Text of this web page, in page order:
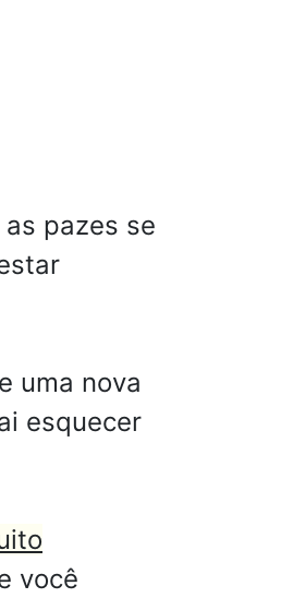
pazes se
uma nova
esquecer
você